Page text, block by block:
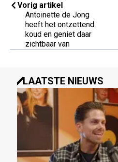
Vorig artikel
Antoinette de Jong
heeft het ontzettend
koud en geniet daar
zichtbaar van
LAATSTE NIEUWS